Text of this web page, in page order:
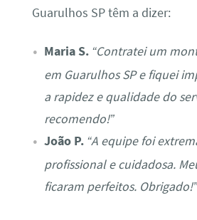
Guarulhos SP têm a dizer:
Maria S. “Contratei um
em Guarulhos SP e fiquei
a rapidez e qualidade do
recomendo!”
João P. “A equipe foi
profissional e cuidadosa.
ficaram perfeitos. Obrigado!”